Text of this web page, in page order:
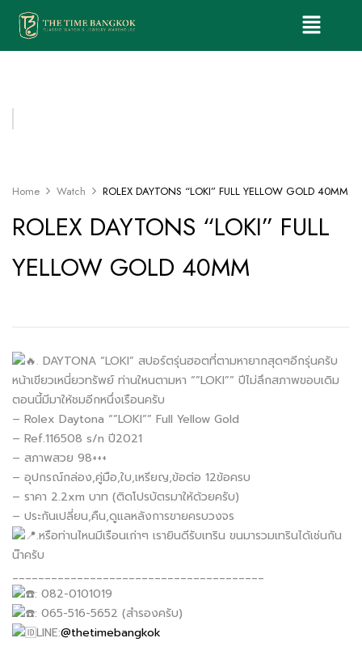
Home Watch ROLEX DAYTONS “LOKI” FULL YELLOW GOLD 40MM
ROLEX DAYTONS “LOKI” FULL
YELLOW GOLD 40MM
. DAYTONA “LOKI” สปอร์ตรุ่นฮอตที่ตามหายากสุดๆอีกรุ่นครับ
หน้าเขียวเหนี่ยวทรัพย์ ท่านใหนตามหา “”LOKI”” ปีไม่ลึกสภาพขอบเดิม
ตอนนี้มีมาให้ชมอีกหนึ่งเรือนครับ
– Rolex Daytona “”LOKI”” Full Yellow Gold
– Ref.116508 s/n ปี2021
– สภาพสวย 98+++
– อุปกรณ์กล่อง,คู่มือ,ใบ,เหรียญ,ข้อต่อ 12ข้อครบ
– ราคา 2.2xm บาท (ติดโปรบัตรมาให้ด้วยครับ)
– ประกันเปลี่ยน,คืน,ดูแลหลังการขายครบวงจร
.หรือท่านไหนมีเรือนเก่าๆ เรายินดีรับเทริน ขนมารวมเทรินได้เช่นกัน
น๊าครับ
_______________________________________
: 082-0101019
: 065-516-5652 (สำรองครับ)
LINE:@thetimebangkok